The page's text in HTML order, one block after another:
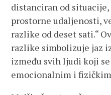
distanciran od situacije,
prostorne udaljenosti,
razlike od deset sati.“
razlike simbolizuje jaz
između svih ljudi koji
emocionalnim i